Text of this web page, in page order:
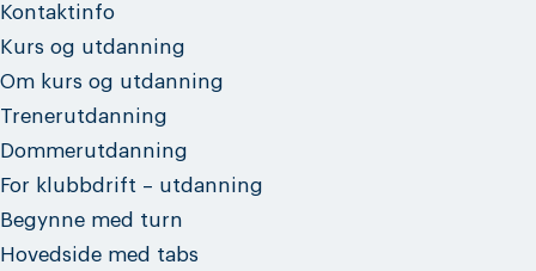
Kontaktinfo
Kurs og utdanning
Om kurs og utdanning
Trenerutdanning
Dommerutdanning
For klubbdrift – utdanning
Begynne med turn
Hovedside med tabs